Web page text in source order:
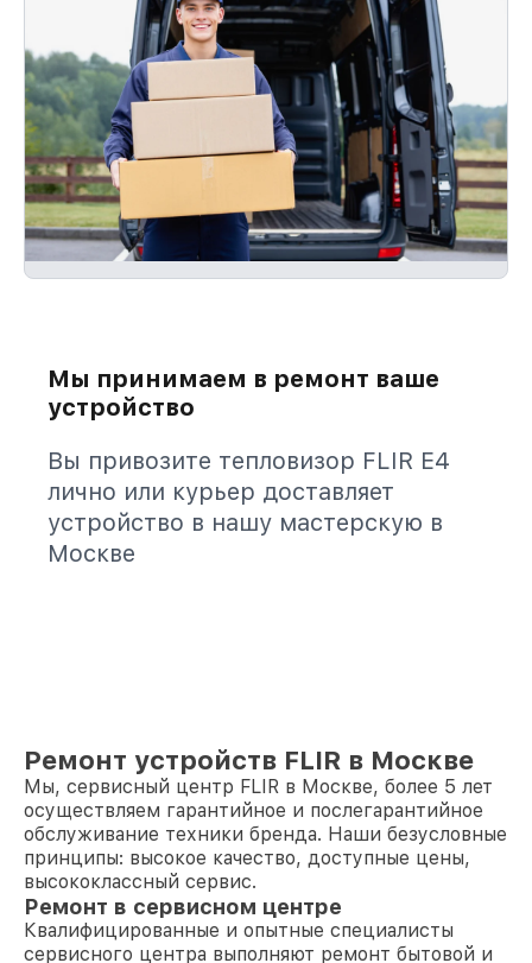
Мы принимаем в ремонт ваше
устройство
Вы привозите тепловизор FLIR E4
лично или курьер доставляет
устройство в нашу мастерскую в
Москве
Ремонт устройств FLIR в Москве
Мы, сервисный центр FLIR в Москве, более 5 лет
осуществляем гарантийное и послегарантийное
обслуживание техники бренда. Наши безусловные
принципы: высокое качество, доступные цены,
высококлассный сервис.
Ремонт в сервисном центре
Квалифицированные и опытные специалисты
сервисного центра выполняют ремонт бытовой и